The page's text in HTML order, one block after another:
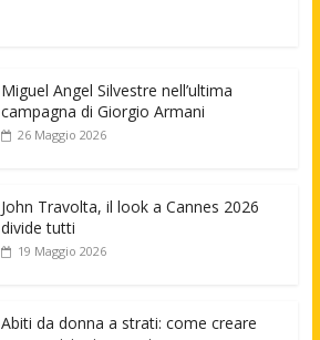
Miguel Angel Silvestre nell’ultima
campagna di Giorgio Armani
26 Maggio 2026
John Travolta, il look a Cannes 2026
divide tutti
19 Maggio 2026
Abiti da donna a strati: come creare